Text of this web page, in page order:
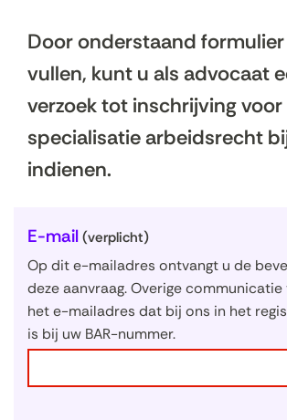
Door onderstaand
vullen, kunt u als advocaat
verzoek tot inschrijving
specialisatie arbeidsrecht
indienen.
U
w
g
e
g
v
E-mail (verplicht)
Op dit e-mailadres ontvangt u de
deze aanvraag. Overige
het e-mailadres dat bij ons in het
is bij uw BAR-nummer.